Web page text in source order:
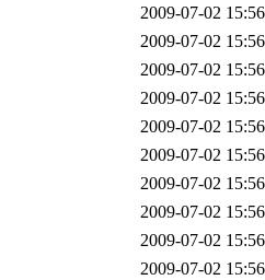
2009-07-02 15:56
2009-07-02 15:56
2009-07-02 15:56
2009-07-02 15:56
2009-07-02 15:56
2009-07-02 15:56
2009-07-02 15:56
2009-07-02 15:56
2009-07-02 15:56
2009-07-02 15:56